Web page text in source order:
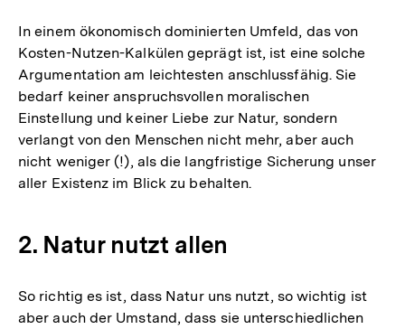
In einem ökonomisch dominierten Umfeld, das von
Kosten-Nutzen-Kalkülen geprägt ist, ist eine solche
Argumentation am leichtesten anschlussfähig. Sie
bedarf keiner anspruchsvollen moralischen
Einstellung und keiner Liebe zur Natur, sondern
verlangt von den Menschen nicht mehr, aber auch
nicht weniger (!), als die langfristige Sicherung unser
aller Existenz im Blick zu behalten.
2. Natur nutzt allen
So richtig es ist, dass Natur uns nutzt, so wichtig ist
aber auch der Umstand, dass sie unterschiedlichen